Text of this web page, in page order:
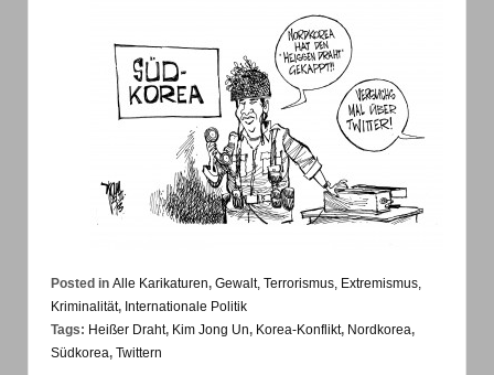
Posted in Alle Karikaturen, Gewalt, Terrorismus, Extremismus,
Kriminalität, Internationale Politik
Tags: Heißer Draht, Kim Jong Un, Korea-Konflikt, Nordkorea,
Südkorea, Twittern